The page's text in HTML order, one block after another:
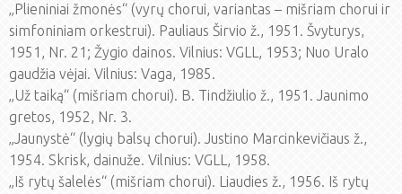
„Plieniniai žmonės“ (vyrų chorui, variantas – mišriam chorui ir
simfoniniam orkestrui). Pauliaus Širvio ž., 1951. Švyturys,
1951, Nr. 21; Žygio dainos. Vilnius: VGLL, 1953; Nuo Uralo
gaudžia vėjai. Vilnius: Vaga, 1985.
„Už taiką“ (mišriam chorui). B. Tindžiulio ž., 1951. Jaunimo
gretos, 1952, Nr. 3.
„Jaunystė“ (lygių balsų chorui). Justino Marcinkevičiaus ž.,
1954. Skrisk, dainuže. Vilnius: VGLL, 1958.
„Iš rytų šalelės“ (mišriam chorui). Liaudies ž., 1956. Iš rytų